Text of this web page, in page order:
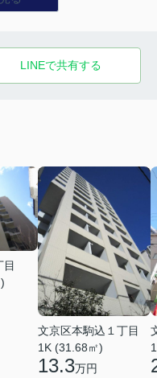
LINEで共有する
文京区本駒込１丁目
1K (31.68㎡)
13.3万円